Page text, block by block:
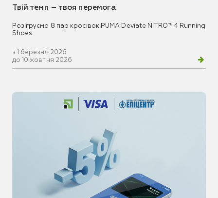
Твій темп – твоя перемога
Розігруємо 8 пар кросівок PUMA Deviate NITRO™ 4 Running
Shoes
з 1 березня 2026
до 10 жовтня 2026